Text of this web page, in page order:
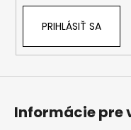
PRIHLÁSIŤ SA
Informácie pre